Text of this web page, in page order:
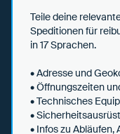
Unternehmen
Über uns
Team
Partner
Teile deine
Speditionen für
in 17 Sprachen.
• Adresse und
• Öffnungszeiten
• Technisches
•
• Infos zu Abläufen,